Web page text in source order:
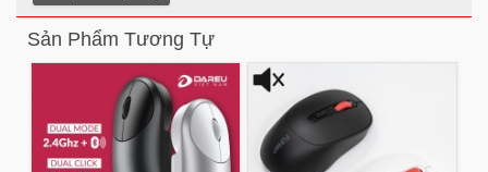
Sản Phẩm Tương Tự